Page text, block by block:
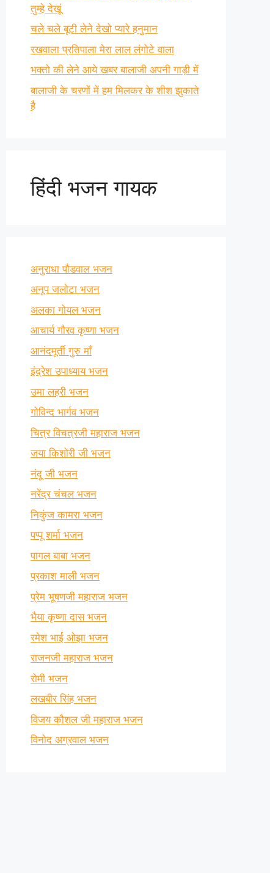
तुम्हे देखूं
चले चले बूटी लेने देखो प्यारे हनुमान
रखवाला प्रतिपाला मेरा लाल लंगोटे वाला
भक्तो की लेने आये खबर बालाजी अपनी गाड़ी में
बालाजी के चरणों में हम मिलकर के शीश झुकाते
है
हिंदी भजन गायक
अनुराधा पौडवाल भजन
अनूप जलोटा भजन
अलका गोयल भजन
आचार्य गौरव कृष्णा भजन
आनंदमूर्ती गुरु माँ
इंद्रेश उपाध्याय भजन
उमा लहरी भजन
गोविन्द भार्गव भजन
चित्र विचत्रजी महाराज भजन
जया किशोरी जी भजन
नंदू जी भजन
नरेंद्र चंचल भजन
निकुंज कामरा भजन
पप्पू शर्मा भजन
पागल बाबा भजन
प्रकाश माली भजन
प्रेम भूषणजी महाराज भजन
भैया कृष्णा दास भजन
रमेश भाई ओझा भजन
राजनजी महाराज भजन
रोमी भजन
लखबीर सिंह भजन
विजय कौशल जी महाराज भजन
विनोद अग्रवाल भजन